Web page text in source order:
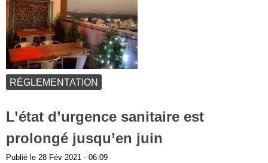
RÉGLEMENTATION
L’état d’urgence sanitaire est
prolongé jusqu’en juin
Publié le 28 Fév 2021 - 06:09